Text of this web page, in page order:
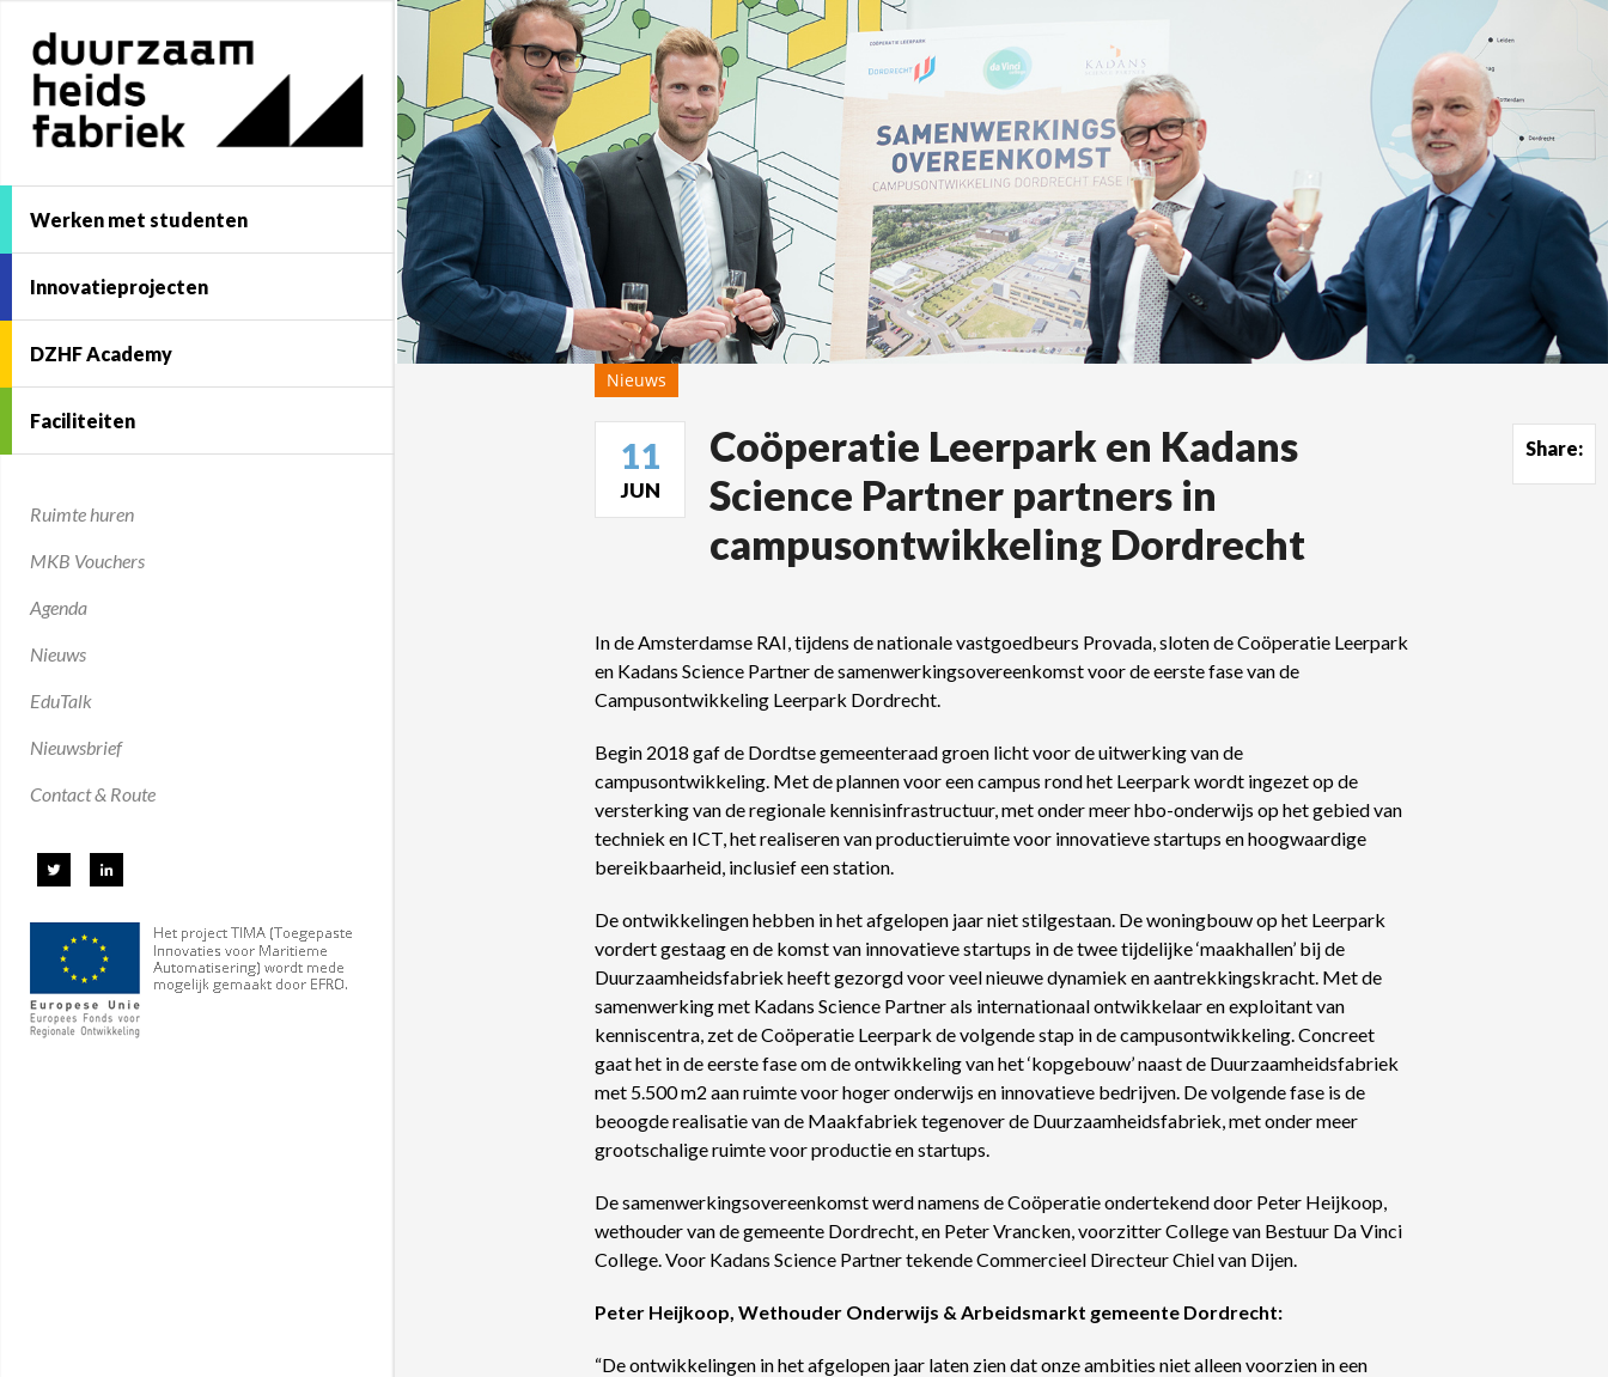
Werken met studenten
Innovatieprojecten
DZHF Academy
Faciliteiten
Ruimte huren
MKB Vouchers
Agenda
Nieuws
EduTalk
Nieuwsbrief
Contact & Route
Share:
Nieuws
11
JUN
Coöperatie Leerpark en Kadans
Science Partner partners in
campusontwikkeling Dordrecht
In de Amsterdamse RAI, tijdens de nationale vastgoedbeurs Provada, sloten de Coöperatie Leerpark
en Kadans Science Partner de samenwerkingsovereenkomst voor de eerste fase van de
Campusontwikkeling Leerpark Dordrecht.
Begin 2018 gaf de Dordtse gemeenteraad groen licht voor de uitwerking van de
campusontwikkeling. Met de plannen voor een campus rond het Leerpark wordt ingezet op de
versterking van de regionale kennisinfrastructuur, met onder meer hbo-onderwijs op het gebied van
techniek en ICT, het realiseren van productieruimte voor innovatieve startups en hoogwaardige
bereikbaarheid, inclusief een station.
De ontwikkelingen hebben in het afgelopen jaar niet stilgestaan. De woningbouw op het Leerpark
vordert gestaag en de komst van innovatieve startups in de twee tijdelijke ‘maakhallen’ bij de
Duurzaamheidsfabriek heeft gezorgd voor veel nieuwe dynamiek en aantrekkingskracht. Met de
samenwerking met Kadans Science Partner als internationaal ontwikkelaar en exploitant van
kenniscentra, zet de Coöperatie Leerpark de volgende stap in de campusontwikkeling. Concreet
gaat het in de eerste fase om de ontwikkeling van het ‘kopgebouw’ naast de Duurzaamheidsfabriek
met 5.500 m2 aan ruimte voor hoger onderwijs en innovatieve bedrijven. De volgende fase is de
beoogde realisatie van de Maakfabriek tegenover de Duurzaamheidsfabriek, met onder meer
grootschalige ruimte voor productie en startups.
De samenwerkingsovereenkomst werd namens de Coöperatie ondertekend door Peter Heijkoop,
wethouder van de gemeente Dordrecht, en Peter Vrancken, voorzitter College van Bestuur Da Vinci
College. Voor Kadans Science Partner tekende Commercieel Directeur Chiel van Dijen.
Peter Heijkoop, Wethouder Onderwijs & Arbeidsmarkt gemeente Dordrecht:
“De ontwikkelingen in het afgelopen jaar laten zien dat onze ambities niet alleen voorzien in een